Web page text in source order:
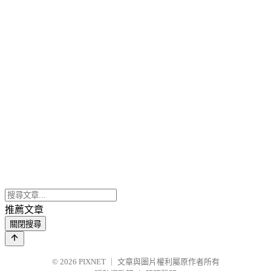
推薦文章
關閉搜尋
© 2026 PIXNET
文章與圖片權利屬原作者所有